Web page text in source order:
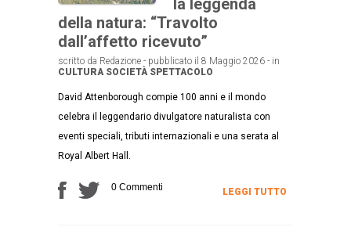
della natura: “Travolto
dall’affetto ricevuto”
scritto da Redazione - pubblicato il 8 Maggio 2026 - in
CULTURA SOCIETÀ SPETTACOLO
David Attenborough compie 100 anni e il mondo
celebra il leggendario divulgatore naturalista con
eventi speciali, tributi internazionali e una serata al
Royal Albert Hall.
0 Commenti LEGGI TUTTO